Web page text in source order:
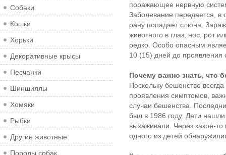
Собаки
Кошки
Хорьки
Декоративные крысы
Песчанки
Шиншиллы
Хомяки
Рыбки
Другие животные
Породы собак
поражающее нервную
Заболевание передается, в
рану попадает слюна.
животного в глаз, нос, рот
редко. Особо опасным
10 (15) дней до проявления
Почему важно знать, что
Поскольку бешенство
проявления симптомов,
случаи бешенства.
был в 1986 году. Дети
выхаживали. Через какое-
одного из детей